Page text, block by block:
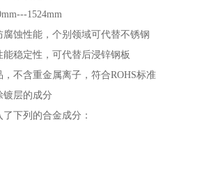
1524mm
蚀性能，个别领域可代替不锈钢
稳定性，可代替后浸锌钢板
不含重金属离子，符合ROHS标准
镀层的成分
下列的合金成分：